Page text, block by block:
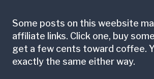
Some posts on this weebsite
affiliate links. Click one, buy
get a few cents toward coffee.
exactly the same either way.